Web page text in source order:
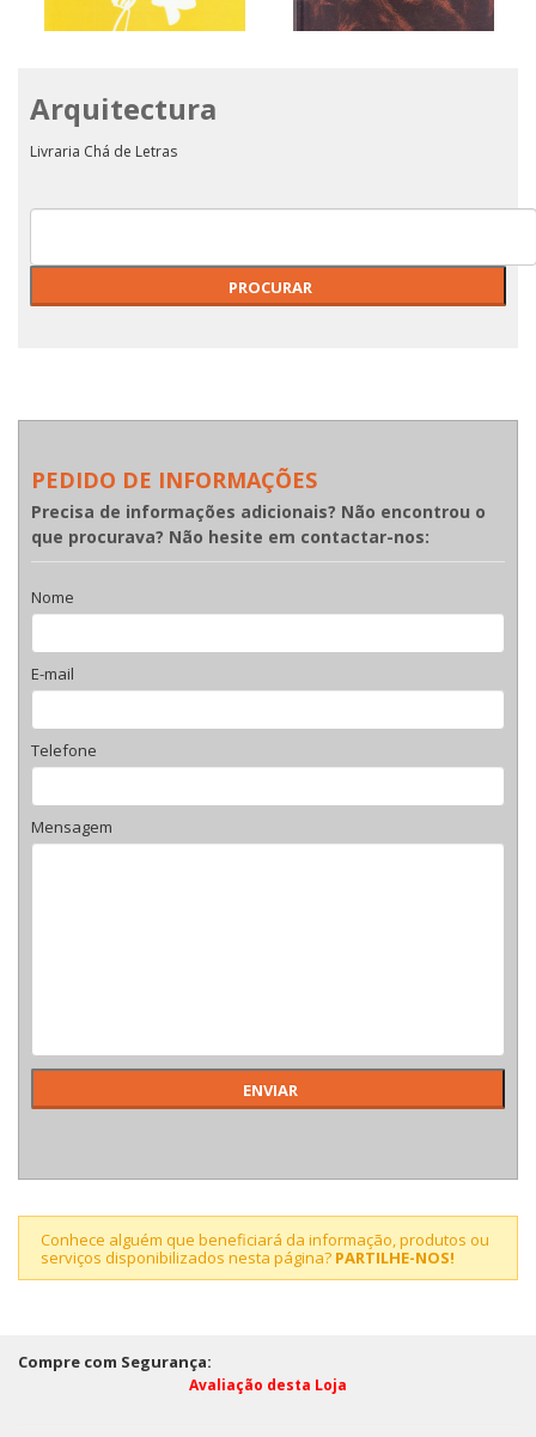
POESIA - EUGÉNIO DE
Arquitectura
Livraria Chá de Letras
PEDIDO DE INFORMAÇÕES
Precisa de informações adicionais? Não encontrou o
que procurava? Não hesite em contactar-nos:
Nome
E-mail
Telefone
Mensagem
Conhece alguém que beneficiará da informação, produtos ou
serviços disponibilizados nesta página? PARTILHE-NOS!
Compre com Segurança:
Avaliação desta Loja